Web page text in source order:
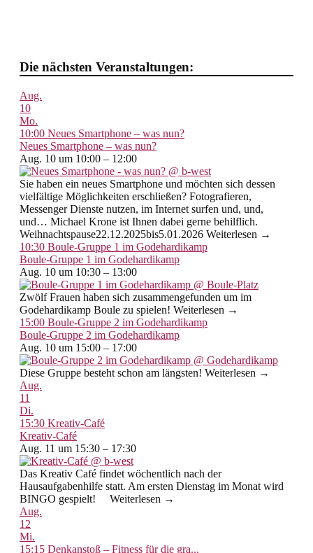
Die nächsten Veranstaltungen:
Aug.
10
Mo.
10:00 Neues Smartphone – was nun?
Neues Smartphone – was nun?
Aug. 10 um 10:00 – 12:00
Sie haben ein neues Smartphone und möchten sich dessen
vielfältige Möglichkeiten erschließen? Fotografieren,
Messenger Dienste nutzen, im Internet surfen und, und,
und… Michael Krone ist Ihnen dabei gerne behilflich.
Weihnachtspause22.12.2025bis5.01.2026 Weiterlesen →
10:30 Boule-Gruppe 1 im Godehardikamp
Boule-Gruppe 1 im Godehardikamp
Aug. 10 um 10:30 – 13:00
Zwölf Frauen haben sich zusammengefunden um im
Godehardikamp Boule zu spielen! Weiterlesen →
15:00 Boule-Gruppe 2 im Godehardikamp
Boule-Gruppe 2 im Godehardikamp
Aug. 10 um 15:00 – 17:00
Diese Gruppe besteht schon am längsten! Weiterlesen →
Aug.
11
Di.
15:30 Kreativ-Café
Kreativ-Café
Aug. 11 um 15:30 – 17:30
Das Kreativ Café findet wöchentlich nach der
Hausaufgabenhilfe statt. Am ersten Dienstag im Monat wird
BINGO gespielt! Weiterlesen →
Aug.
12
Mi.
15:15 Denkanstoß – Fitness für die gra...